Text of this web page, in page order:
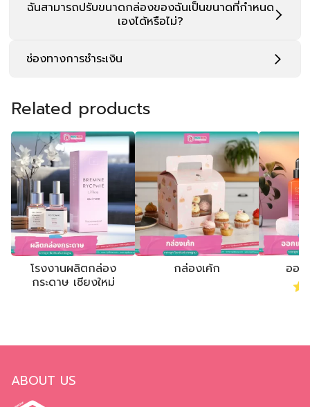
ฉันสามารถปรับขนาดกล่องของฉันเป็นขนาดที่กำหนด
เองได้หรือไม่?
ช่องทางการชำระเงิน
Related products
โรงงานผลิตกล่อง
กระดาษ เชียงใหม่
กล่องเค้ก
ออ
ABOUT US